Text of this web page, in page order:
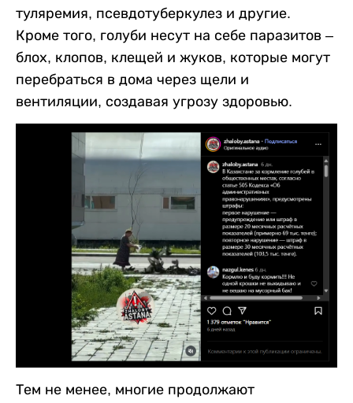
туляремия, псевдотуберкулез и другие.
Кроме того, голуби несут на себе паразитов –
блох, клопов, клещей и жуков, которые могут
перебраться в дома через щели и
вентиляции, создавая угрозу здоровью.
Тем не менее, многие продолжают